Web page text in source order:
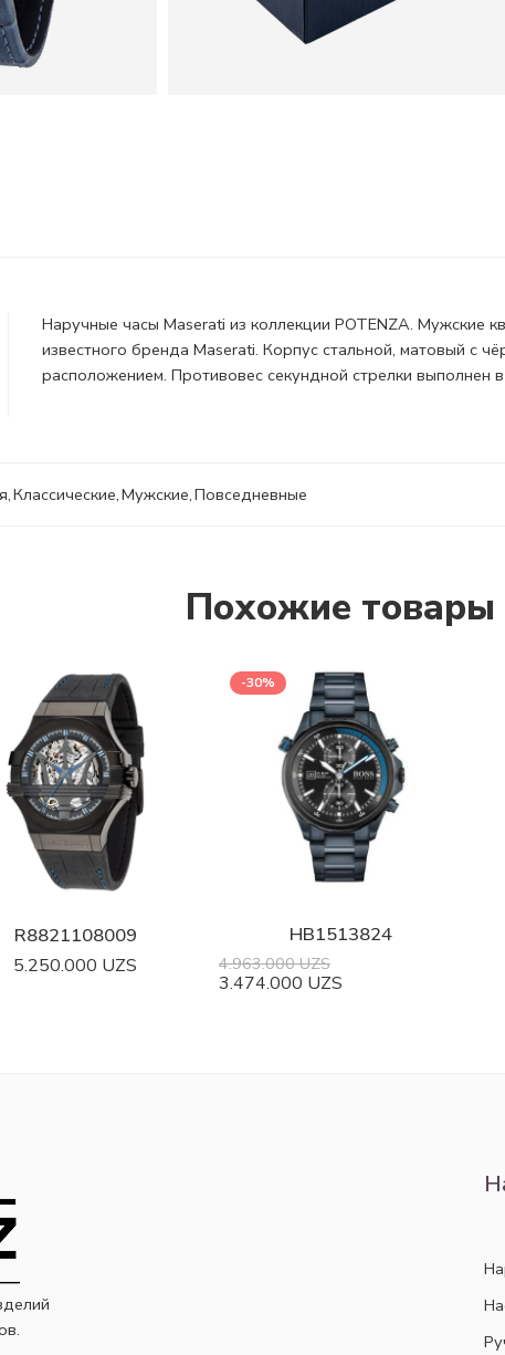
Наручные часы Maserati из коллекции POTENZA. Мужские
известного бренда Maserati. Корпус стальной, матовый с
расположением. Противовес секундной стрелки выполнен
,Классические,Мужские,Повседневные
Похожие товары
R8821108009
5.250.000 UZS
-30%
HB1513824
4.963.000UZS
3.474.000 UZS